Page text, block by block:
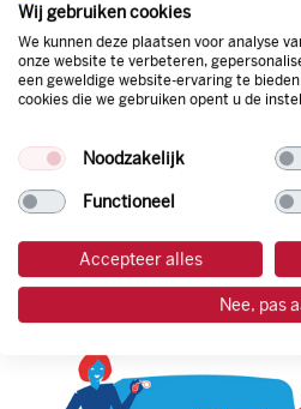
natuurlijk de prijs aan de pomp.
van de laagste prijs.
Wij gebruiken cookies
We kunnen deze plaatsen voor analyse
onze website te verbeteren,
een geweldige website-ervaring te
cookies die we gebruiken opent u de
Noodzakelijk
Functioneel
Accepteer alles
Nee, pas